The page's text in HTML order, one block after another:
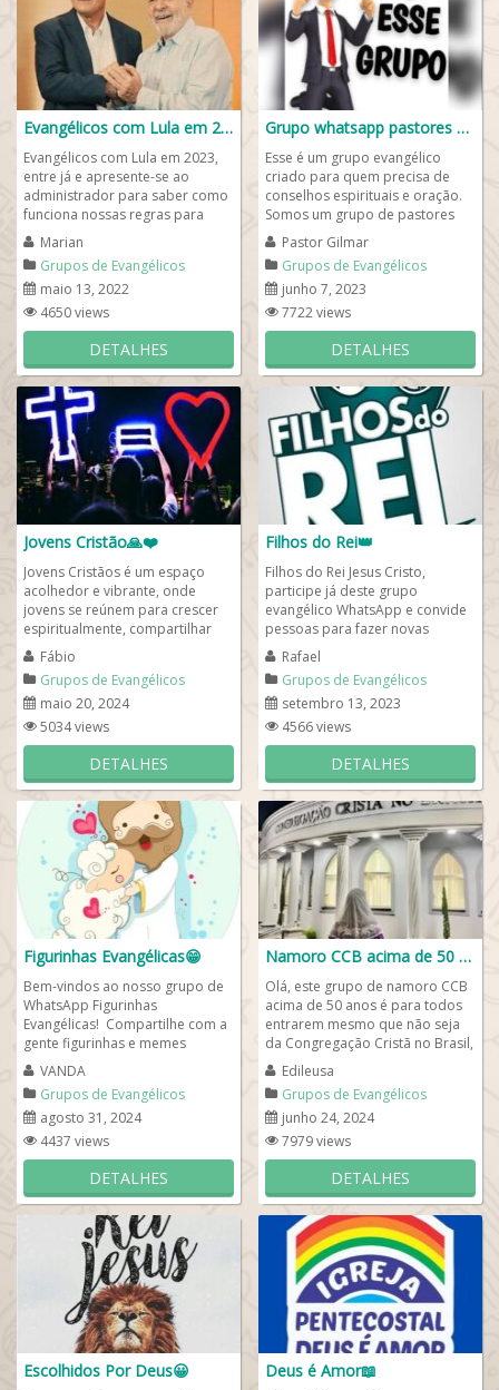
Evangélicos com Lula em 2023
Evangélicos com Lula em 2023,
entre já e apresente-se ao
administrador para saber como
funciona nossas regras para
participar em nosso WhatsApp.
Seja um...
Marian
Grupos de Evangélicos
maio 13, 2022
4650 views
DETALHES
Grupo whatsapp pastores on-line📖
Esse é um grupo evangélico
criado para quem precisa de
conselhos espirituais e oração.
Somos um grupo de pastores
on-line 24 horas por dia e para
todos que...
Pastor Gilmar
Grupos de Evangélicos
junho 7, 2023
7722 views
DETALHES
Jovens Cristão🙏❤️
Jovens Cristãos é um espaço
acolhedor e vibrante, onde
jovens se reúnem para crescer
espiritualmente, compartilhar
suas jornadas de fé e inspirar
uns aos...
Fábio
Grupos de Evangélicos
maio 20, 2024
5034 views
DETALHES
Filhos do Rei👑
Filhos do Rei Jesus Cristo,
participe já deste grupo
evangélico WhatsApp e convide
pessoas para fazer novas
amizades evangélicas e também
conhecer um pouco...
Rafael
Grupos de Evangélicos
setembro 13, 2023
4566 views
DETALHES
Figurinhas Evangélicas😁
Bem-vindos ao nosso grupo de
WhatsApp Figurinhas
Evangélicas! Compartilhe com a
gente figurinhas e memes
evangélicas e vamos nos se
divertir e dar honra e...
VANDA
Grupos de Evangélicos
agosto 31, 2024
4437 views
DETALHES
Namoro CCB acima de 50 anos😍
Olá, este grupo de namoro CCB
acima de 50 anos é para todos
entrarem mesmo que não seja
da Congregação Cristã no Brasil,
mas para entrar precisa ser...
Edileusa
Grupos de Evangélicos
junho 24, 2024
7979 views
DETALHES
Escolhidos Por Deus😀 Deus é Amor📖